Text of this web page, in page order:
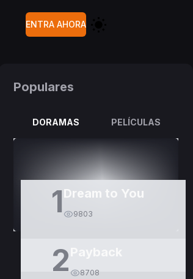
ENTRA AHORA
Populares
DORAMAS PELÍCULAS
1Dream to You
9803
2 8708